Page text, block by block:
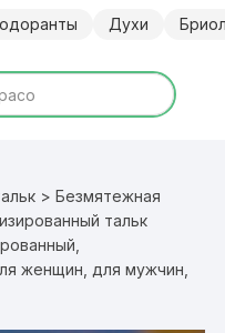
Духи
> Безмятежная
тальк
женщин, для мужчин,